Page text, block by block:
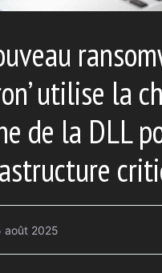
utilise la
de la DLL
août 2025